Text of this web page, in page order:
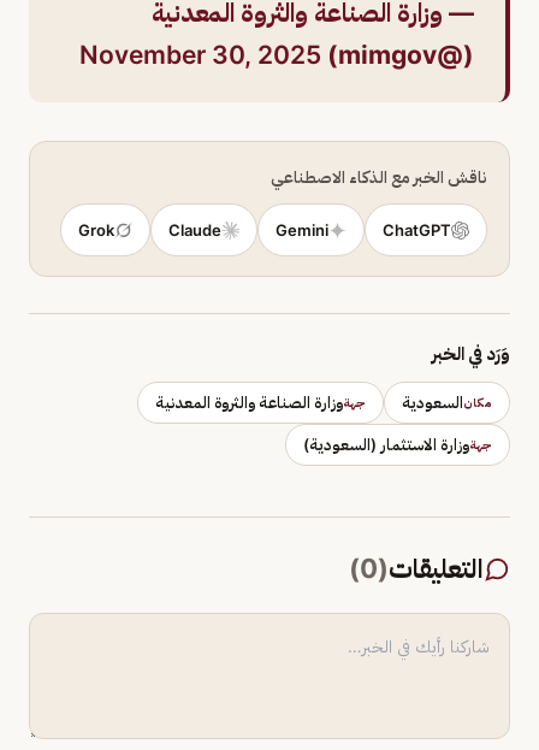
— وزارة الصناعة والثروة المعدنية
(@mimgov)
November 30, 2025
ناقش الخبر مع الذكاء الاصطناعي
ChatGPT
Gemini
Claude
Grok
وَرَد في الخبر
مكانالسعودية جهةوزارة الصناعة والثروة المعدنية
جهةوزارة الاستثمار (السعودية)
التعليقات(
0
)